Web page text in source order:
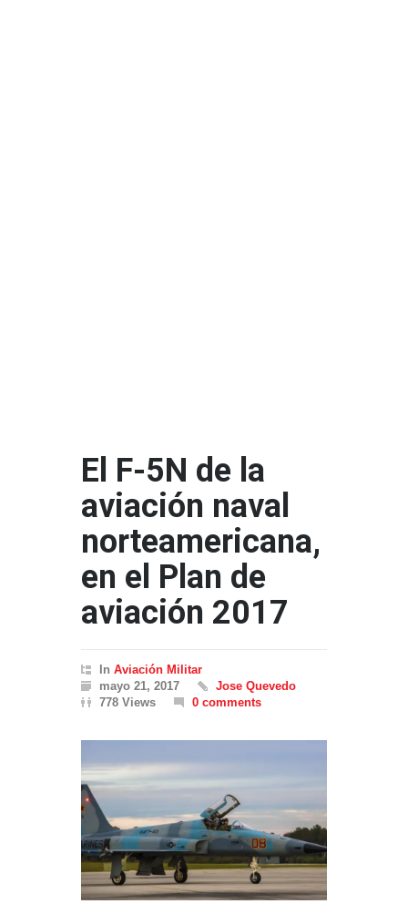
El F-5N de la
aviación naval
norteamericana,
en el Plan de
aviación 2017
In Aviación Militar
mayo 21, 2017
Jose Quevedo
778 Views
0 comments